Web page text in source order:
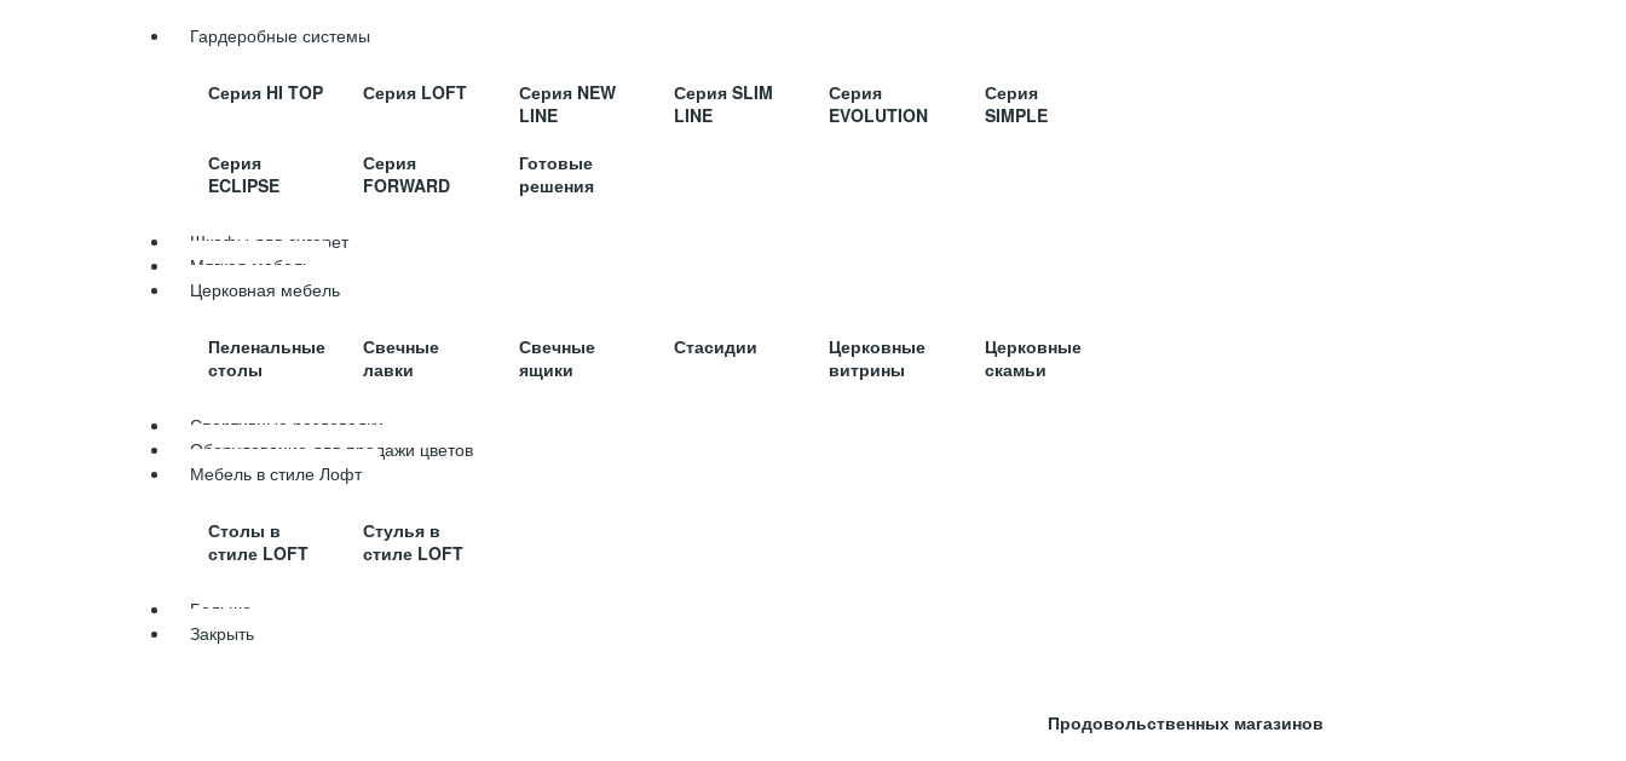
Гардеробные системы
Серия HI TOP Серия LOFT
Серия NEW
LINE
Серия SLIM
LINE
Серия
EVOLUTION
Серия
SIMPLE
Серия
ECLIPSE
Серия
FORWARD
Готовые
решения
Шкафы для сигарет
Мягкая мебель
Церковная мебель
Пеленальные
столы
Свечные
лавки
Свечные
ящики
Стасидии
Церковные
витрины
Церковные
скамьи
Спортивные раздевалки
Оборудование для продажи цветов
Мебель в стиле Лофт
Столы в
стиле LOFT
Стулья в
стиле LOFT
Больше
Закрыть
Продовольственных магазинов